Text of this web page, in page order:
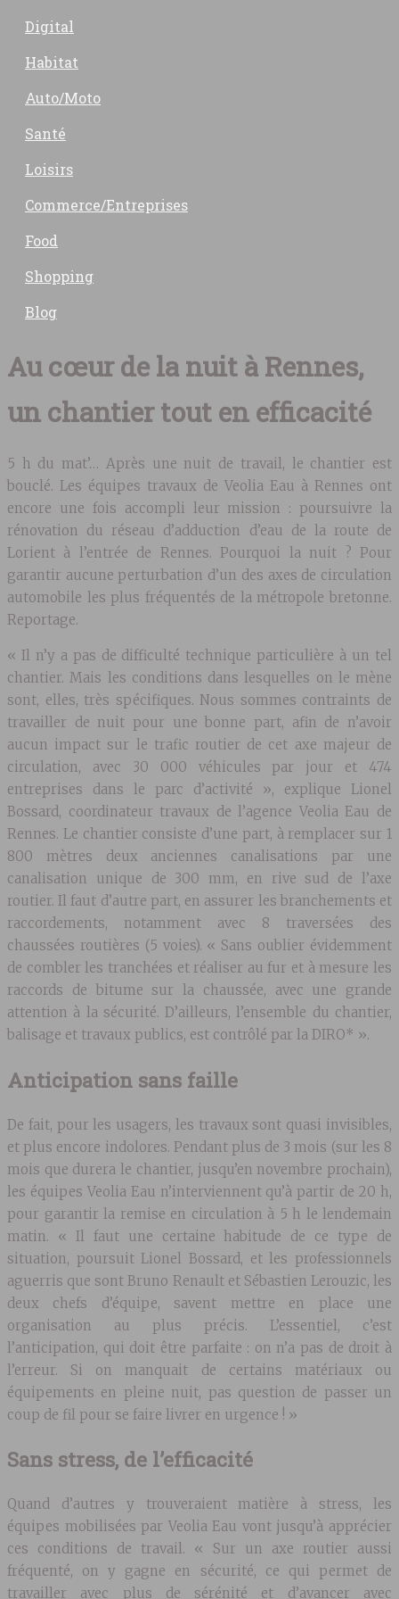
Digital
Habitat
Auto/Moto
Santé
Loisirs
Commerce/Entreprises
Food
Shopping
Blog
Au cœur de la nuit à Rennes,
un chantier tout en efficacité
5 h du mat’… Après une nuit de travail, le chantier est
bouclé. Les équipes travaux de Veolia Eau à Rennes ont
encore une fois accompli leur mission : poursuivre la
rénovation du réseau d’adduction d’eau de la route de
Lorient à l’entrée de Rennes. Pourquoi la nuit ? Pour
garantir aucune perturbation d’un des axes de circulation
automobile les plus fréquentés de la métropole bretonne.
Reportage.
« Il n’y a pas de difficulté technique particulière à un tel
chantier. Mais les conditions dans lesquelles on le mène
sont, elles, très spécifiques. Nous sommes contraints de
travailler de nuit pour une bonne part, afin de n’avoir
aucun impact sur le trafic routier de cet axe majeur de
circulation, avec 30 000 véhicules par jour et 474
entreprises dans le parc d’activité », explique Lionel
Bossard, coordinateur travaux de l’agence Veolia Eau de
Rennes. Le chantier consiste d’une part, à remplacer sur 1
800 mètres deux anciennes canalisations par une
canalisation unique de 300 mm, en rive sud de l’axe
routier. Il faut d’autre part, en assurer les branchements et
raccordements, notamment avec 8 traversées des
chaussées routières (5 voies). « Sans oublier évidemment
de combler les tranchées et réaliser au fur et à mesure les
raccords de bitume sur la chaussée, avec une grande
attention à la sécurité. D’ailleurs, l’ensemble du chantier,
balisage et travaux publics, est contrôlé par la DIRO* ».
Anticipation sans faille
De fait, pour les usagers, les travaux sont quasi invisibles,
et plus encore indolores. Pendant plus de 3 mois (sur les 8
mois que durera le chantier, jusqu’en novembre prochain),
les équipes Veolia Eau n’interviennent qu’à partir de 20 h,
pour garantir la remise en circulation à 5 h le lendemain
matin. « Il faut une certaine habitude de ce type de
situation, poursuit Lionel Bossard, et les professionnels
aguerris que sont Bruno Renault et Sébastien Lerouzic, les
deux chefs d’équipe, savent mettre en place une
organisation au plus précis. L’essentiel, c’est
l’anticipation, qui doit être parfaite : on n’a pas de droit à
l’erreur. Si on manquait de certains matériaux ou
équipements en pleine nuit, pas question de passer un
coup de fil pour se faire livrer en urgence ! »
Sans stress, de l’efficacité
Quand d’autres y trouveraient matière à stress, les
équipes mobilisées par Veolia Eau vont jusqu’à apprécier
ces conditions de travail. « Sur un axe routier aussi
fréquenté, on y gagne en sécurité, ce qui permet de
travailler avec plus de sérénité et d’avancer avec